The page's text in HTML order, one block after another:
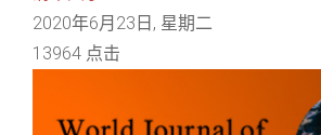
2020年6月23日, 星期二
13964 点击